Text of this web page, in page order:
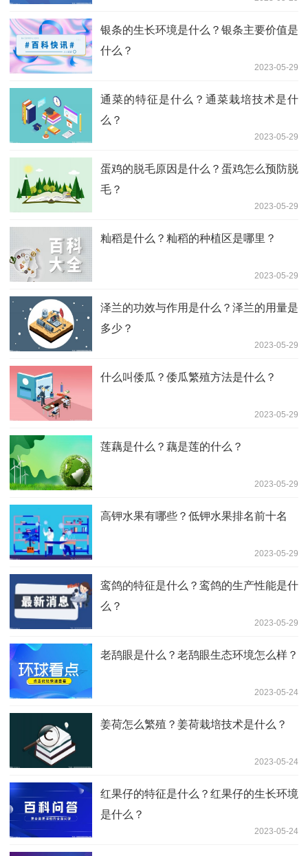
银条的生长环境是什么？银条主要价值是
什么？
2023-05-29
通菜的特征是什么？通菜栽培技术是什
么？
2023-05-29
蛋鸡的脱毛原因是什么？蛋鸡怎么预防脱
毛？
2023-05-29
籼稻是什么？籼稻的种植区是哪里？
2023-05-29
泽兰的功效与作用是什么？泽兰的用量是
多少？
2023-05-29
什么叫倭瓜？倭瓜繁殖方法是什么？
2023-05-29
莲藕是什么？藕是莲的什么？
2023-05-29
高钾水果有哪些？低钾水果排名前十名
2023-05-29
鸾鸽的特征是什么？鸾鸽的生产性能是什
么？
2023-05-29
老鸹眼是什么？老鸹眼生态环境怎么样？
2023-05-24
姜荷怎么繁殖？姜荷栽培技术是什么？
2023-05-24
红果仔的特征是什么？红果仔的生长环境
是什么？
2023-05-24